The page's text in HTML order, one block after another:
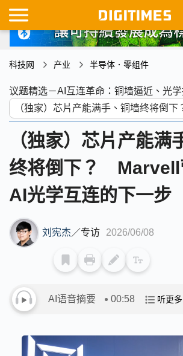
科技网 产业 半导体．零组件
议题精选－AI互连革命：铜墙逼近、光
（独家）芯片产能满
终将倒下？ Marvell
AI光学互连的下一步
刘宪杰／专访 2026/06/08
AI语音摘要 00:58 听更多